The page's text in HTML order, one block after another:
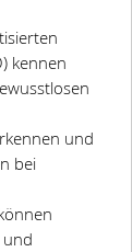
kennen
und
bei